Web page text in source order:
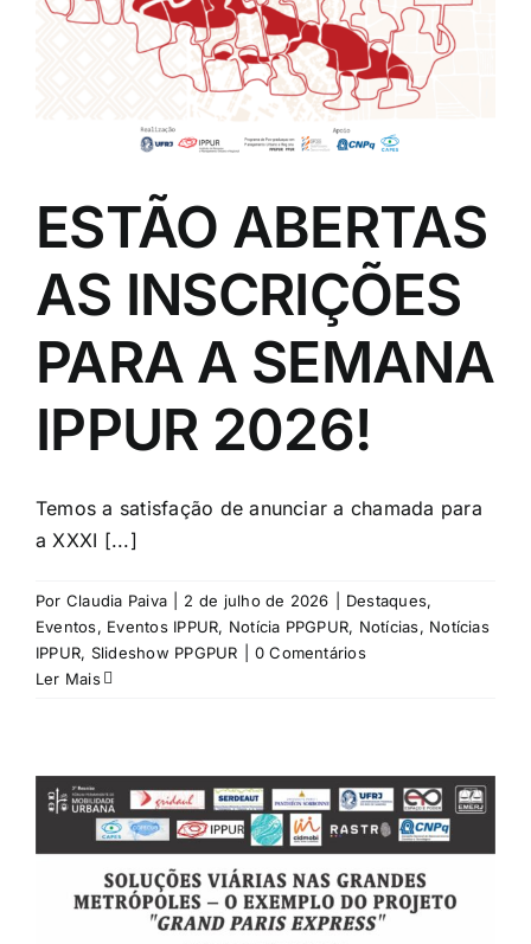
Eventos e Certificados
ESTÃO ABERTAS
AS INSCRIÇÕES
PARA A SEMANA
IPPUR 2026!
Temos a satisfação de anunciar a chamada para
a XXXI [...]
Por Claudia Paiva 2 de julho de 2026 Destaques,
Eventos, Eventos IPPUR, Notícia PPGPUR, Notícias, Notícias
IPPUR, Slideshow PPGPUR
0 Comentários
Ler Mais